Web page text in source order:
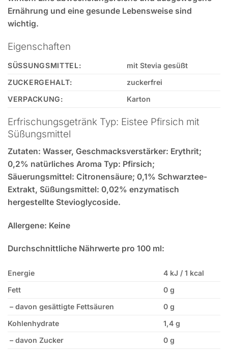
Ernährung und eine gesunde Lebensweise sind
wichtig.
Eigenschaften
SÜSSUNGSMITTEL:
mit Stevia gesüßt
ZUCKERGEHALT:
zuckerfrei
VERPACKUNG:
Karton
Erfrischungsgetränk Typ: Eistee Pfirsich mit
Süßungsmittel
Zutaten: Wasser, Geschmacksverstärker: Erythrit;
0,2% natürliches Aroma Typ: Pfirsich;
Säuerungsmittel: Citronensäure; 0,1% Schwarztee-
Extrakt, Süßungsmittel: 0,02% enzymatisch
hergestellte Stevioglycoside.
Allergene: Keine
Durchschnittliche Nährwerte pro 100 ml:
Energie
4 kJ / 1 kcal
Fett
0 g
– davon gesättigte Fettsäuren
0 g
Kohlenhydrate
1,4 g
– davon Zucker
0 g